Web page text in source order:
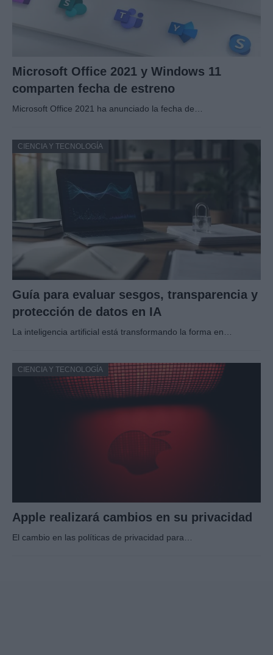
Microsoft Office 2021 y Windows 11
comparten fecha de estreno
Microsoft Office 2021 ha anunciado la fecha de…
CIENCIA Y TECNOLOGÍA
Guía para evaluar sesgos, transparencia y
protección de datos en IA
La inteligencia artificial está transformando la forma en…
CIENCIA Y TECNOLOGÍA
Apple realizará cambios en su privacidad
El cambio en las políticas de privacidad para…